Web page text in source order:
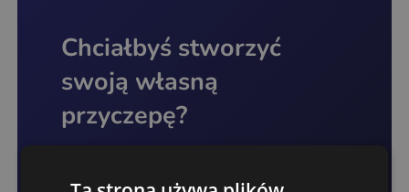
Chciałbyś stworzyć
swoją własną
przyczepę?